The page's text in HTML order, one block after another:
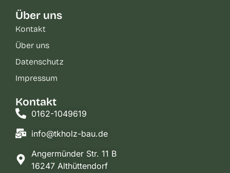
Über uns
Kontakt
Über uns
Datenschutz
Impressum
Kontakt
0162-1049619
info@tkholz-bau.de
Angermünder Str. 11 B
16247 Althüttendorf